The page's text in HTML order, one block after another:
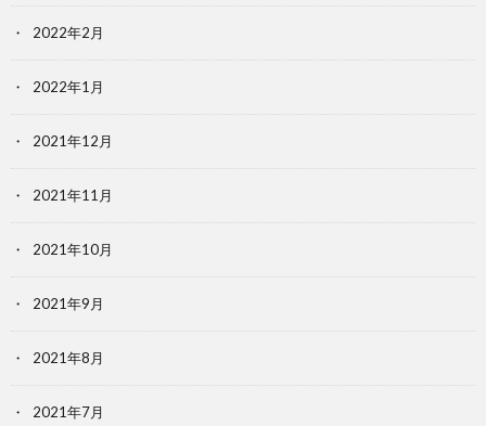
2022年2月
2022年1月
2021年12月
2021年11月
2021年10月
2021年9月
2021年8月
2021年7月